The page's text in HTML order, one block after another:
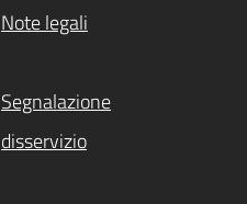
Note legali
Segnalazione
disservizio